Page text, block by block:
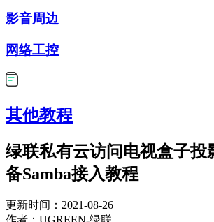
影音周边
网络工控
其他教程
绿联私有云访问电视盒子投
备Samba接入教程
更新时间：2021-08-26